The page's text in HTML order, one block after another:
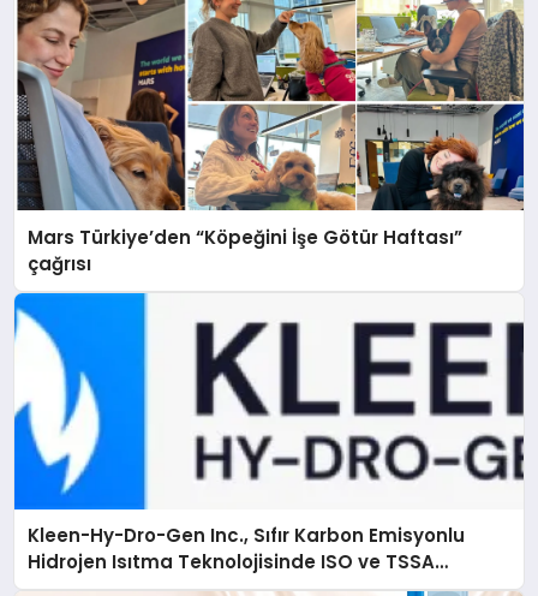
Mars Türkiye’den “Köpeğini İşe Götür Haftası”
çağrısı
Kleen-Hy-Dro-Gen Inc., Sıfır Karbon Emisyonlu
Hidrojen Isıtma Teknolojisinde ISO ve TSSA
Düzenleyici Onaylarını Aldı